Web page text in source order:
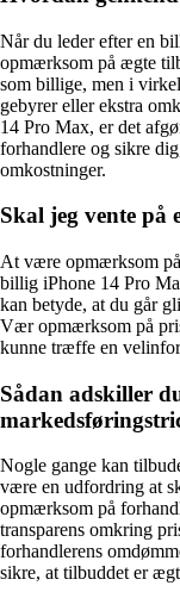
Når du leder efter en
opmærksom på ægte
som billige, men i
gebyrer eller ekstra
14 Pro Max, er det
forhandlere og sikre
omkostninger.
Skal jeg vente på
At være opmærksom
billig iPhone 14 Pro
kan betyde, at du går
Vær opmærksom på
kunne træffe en
Sådan adskiller
Nogle gange kan
være en udfordring at
opmærksom på
transparens omkring
forhandlerens
sikre, at tilbuddet er